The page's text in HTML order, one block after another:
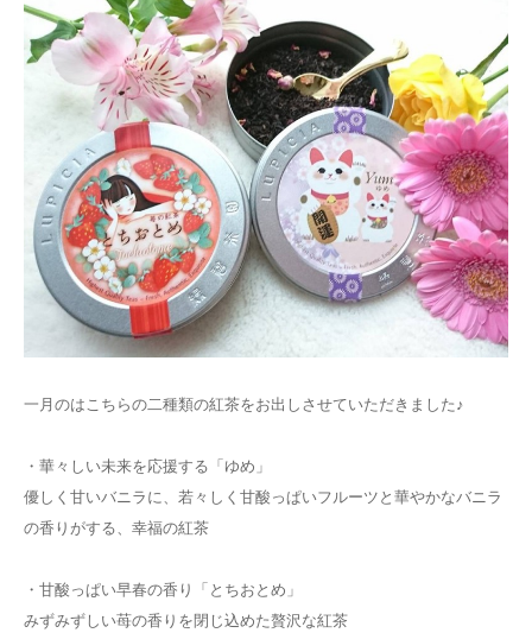
一月のはこちらの二種類の紅茶をお出しさせていただきました♪
・華々しい未来を応援する「ゆめ」
優しく甘いバニラに、若々しく甘酸っぱいフルーツと華やかなバニラ
の香りがする、幸福の紅茶
・甘酸っぱい早春の香り「とちおとめ」
みずみずしい苺の香りを閉じ込めた贅沢な紅茶